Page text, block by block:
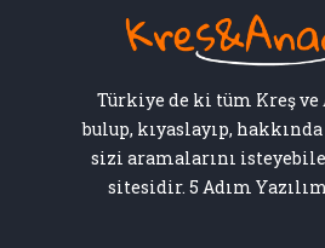
Türkiye de ki tüm Kreş ve
bulup, kıyaslayıp,
sizi aramalarını
sitesidir. 5 Adım